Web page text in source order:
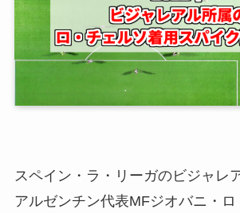
スペイン・ラ・リーガのビジャレ
アルゼンチン代表MFジオバニ・ロ